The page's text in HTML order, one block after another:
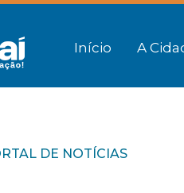
Início A
DE NOTÍCIAS